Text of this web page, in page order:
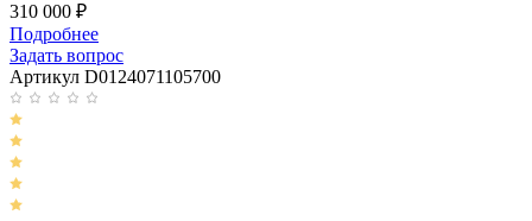
310 000 ₽
Подробнее
Задать вопрос
Артикул D0124071105700